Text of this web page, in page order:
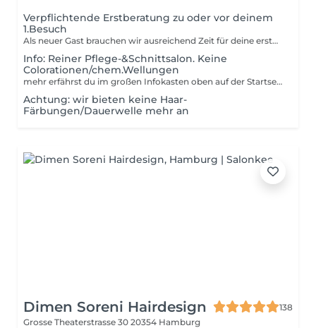
Verpflichtende Erstberatung zu oder vor deinem
1.Besuch
Als neuer Gast brauchen wir ausreichend Zeit für deine erste Beratung, damit keine Zeit für die eigentliche Behandlung wie Schnitt oder Pflege verloren geht. Sie beinhaltet die Begutachtung von Haar und Kopfhaut, Überprüfung des Protein-& Feuchtigkeitsbedarfs, sowie die Erstellung eines Pflegepasses. Wir besprechen Schnitt- und Pflegeoptionen und du erhältst wertvolle Hilfe bei der Optimierung deiner Haar Routine. Als neuer Gast erhältst du bei deinem ersten Termin 10% Rabatt auf deine erste Pflege Austattung.
Info: Reiner Pflege-&Schnittsalon. Keine
Colorationen/chem.Wellungen
mehr erfährst du im großen Infokasten oben auf der Startseite oder auf www.StineVega.com
Achtung: wir bieten keine Haar-
Färbungen/Dauerwelle mehr an
Dimen Soreni Hairdesign
138
Grosse Theaterstrasse 30 20354 Hamburg